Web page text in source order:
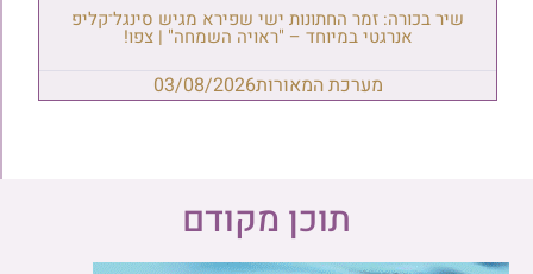
שיר בכורה: זמר החתונות ישי שפירא מגיש סינגל־קליפ
אנרגטי במיוחד – "ראויה השמחה" | צפו!
מערכת המאורות03/08/2026
תוכן מקודם